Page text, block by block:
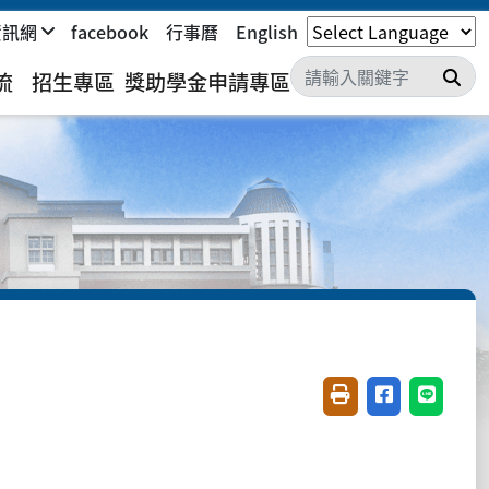
網 facebook 行事曆 English
招生專區 獎助學金申請專區 搜
友善列印(開新視窗)
分享至臉書(
分享至